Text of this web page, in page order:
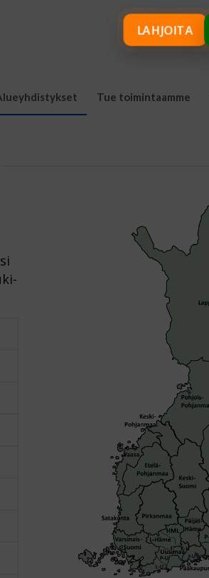
Tue toimintaamme
LAHJOITA